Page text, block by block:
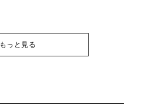
もっと見る